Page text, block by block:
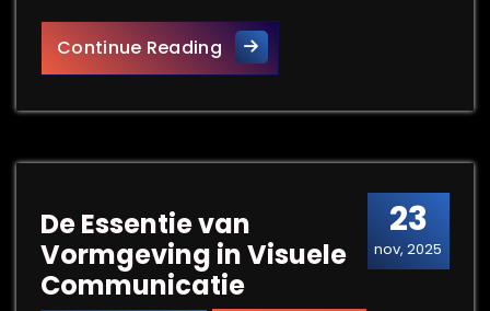
Continue ReadingVersterk je Vaardigheden
23
nov, 2025
De Essentie van
Vormgeving in Visuele
Communicatie